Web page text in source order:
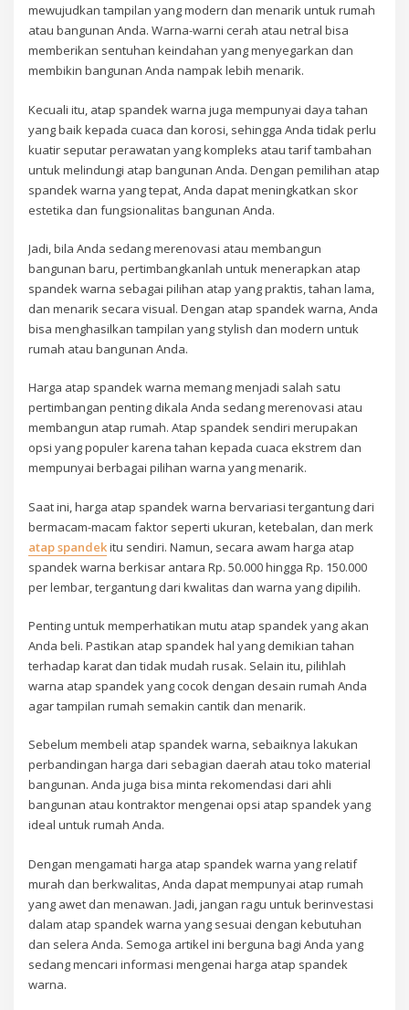
mewujudkan tampilan yang modern dan menarik untuk rumah
atau bangunan Anda. Warna-warni cerah atau netral bisa
memberikan sentuhan keindahan yang menyegarkan dan
membikin bangunan Anda nampak lebih menarik.
Kecuali itu, atap spandek warna juga mempunyai daya tahan
yang baik kepada cuaca dan korosi, sehingga Anda tidak perlu
kuatir seputar perawatan yang kompleks atau tarif tambahan
untuk melindungi atap bangunan Anda. Dengan pemilihan atap
spandek warna yang tepat, Anda dapat meningkatkan skor
estetika dan fungsionalitas bangunan Anda.
Jadi, bila Anda sedang merenovasi atau membangun
bangunan baru, pertimbangkanlah untuk menerapkan atap
spandek warna sebagai pilihan atap yang praktis, tahan lama,
dan menarik secara visual. Dengan atap spandek warna, Anda
bisa menghasilkan tampilan yang stylish dan modern untuk
rumah atau bangunan Anda.
Harga atap spandek warna memang menjadi salah satu
pertimbangan penting dikala Anda sedang merenovasi atau
membangun atap rumah. Atap spandek sendiri merupakan
opsi yang populer karena tahan kepada cuaca ekstrem dan
mempunyai berbagai pilihan warna yang menarik.
Saat ini, harga atap spandek warna bervariasi tergantung dari
bermacam-macam faktor seperti ukuran, ketebalan, dan merk
atap spandekitu sendiri. Namun, secara awam harga atap
spandek warna berkisar antara Rp. 50.000 hingga Rp. 150.000
per lembar, tergantung dari kwalitas dan warna yang dipilih.
Penting untuk memperhatikan mutu atap spandek yang akan
Anda beli. Pastikan atap spandek hal yang demikian tahan
terhadap karat dan tidak mudah rusak. Selain itu, pilihlah
warna atap spandek yang cocok dengan desain rumah Anda
agar tampilan rumah semakin cantik dan menarik.
Sebelum membeli atap spandek warna, sebaiknya lakukan
perbandingan harga dari sebagian daerah atau toko material
bangunan. Anda juga bisa minta rekomendasi dari ahli
bangunan atau kontraktor mengenai opsi atap spandek yang
ideal untuk rumah Anda.
Dengan mengamati harga atap spandek warna yang relatif
murah dan berkwalitas, Anda dapat mempunyai atap rumah
yang awet dan menawan. Jadi, jangan ragu untuk berinvestasi
dalam atap spandek warna yang sesuai dengan kebutuhan
dan selera Anda. Semoga artikel ini berguna bagi Anda yang
sedang mencari informasi mengenai harga atap spandek
warna.